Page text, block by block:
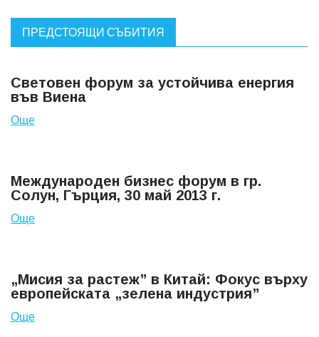
ПРЕДСТОЯЩИ СЪБИТИЯ
Световен форум за устойчива енергия
във Виена
Още
Международен бизнес форум в гр.
Солун, Гърция, 30 май 2013 г.
Още
„Мисия за растеж” в Китай: Фокус върху
европейската „зелена индустрия”
Още